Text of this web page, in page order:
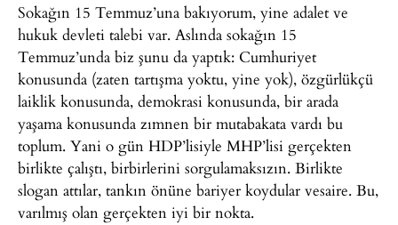
Sokağın 15 Temmuz’una bakıyorum, yine adalet ve
hukuk devleti talebi var. Aslında sokağın 15
Temmuz’unda biz şunu da yaptık: Cumhuriyet
konusunda (zaten tartışma yoktu, yine yok), özgürlükçü
laiklik konusunda, demokrasi konusunda, bir arada
yaşama konusunda zımnen bir mutabakata vardı bu
toplum. Yani o gün HDP’lisiyle MHP’lisi gerçekten
birlikte çalıştı, birbirlerini sorgulamaksızın. Birlikte
slogan attılar, tankın önüne bariyer koydular vesaire. Bu,
varılmış olan gerçekten iyi bir nokta.